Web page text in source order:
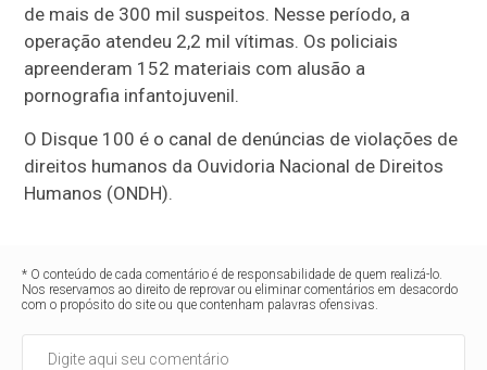
de mais de 300 mil suspeitos. Nesse período, a
operação atendeu 2,2 mil vítimas. Os policiais
apreenderam 152 materiais com alusão a
pornografia infantojuvenil.
O Disque 100 é o canal de denúncias de violações de
direitos humanos da Ouvidoria Nacional de Direitos
Humanos (ONDH).
* O conteúdo de cada comentário é de responsabilidade de quem realizá-lo.
Nos reservamos ao direito de reprovar ou eliminar comentários em desacordo
com o propósito do site ou que contenham palavras ofensivas.